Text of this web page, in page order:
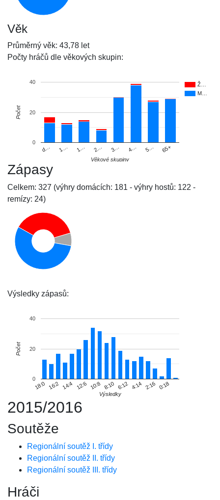
Věk
Průměrný věk: 43,78 let
Počty hráčů dle věkových skupin:
Ž…
M…
d… 1… 1… 2… 3… 4… 5… 65+
0
20
40
Věkové skupiny
Počet
Zápasy
Celkem: 327 (výhry domácích: 181 - výhry hostů: 122 -
remízy: 24)
Výsledky zápasů:
18:0 16:2 14:4 12:6 10:8 8:10 6:12 4:14 2:16 0:18
0
20
40
Výsledky
Počet
2015/2016
Soutěže
Regionální soutěž I. třídy
Regionální soutěž II. třídy
Regionální soutěž III. třídy
Hráči